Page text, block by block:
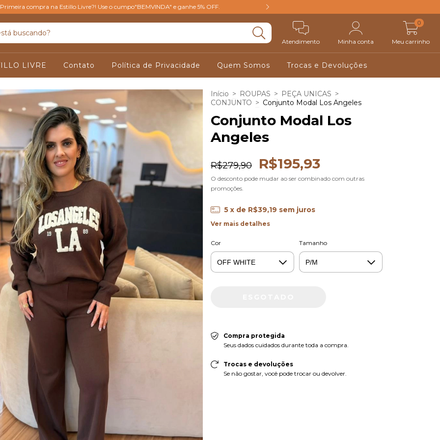
Primeira compra na Estillo Livre?! Use o cumpo"BEMVINDA" e ganhe 5% OFF.
Atendimento Minha conta Meu carrinho
0
LIVRE Contato Política de Privacidade Quem Somos Trocas e Devoluções
Início > ROUPAS > PEÇA UNICAS >
CONJUNTO > Conjunto Modal Los Angeles
Conjunto Modal Los
Angeles
R$279,90 R$195,93
O desconto pode mudar ao ser combinado com outras
promoções.
5 x de R$39,19 sem juros
Ver mais detalhes
Cor Tamanho
Compra protegida
Seus dados cuidados durante toda a compra.
Trocas e devoluções
Se não gostar, você pode trocar ou devolver.